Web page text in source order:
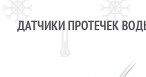
ДАТЧИКИ ПРОТЕЧЕК